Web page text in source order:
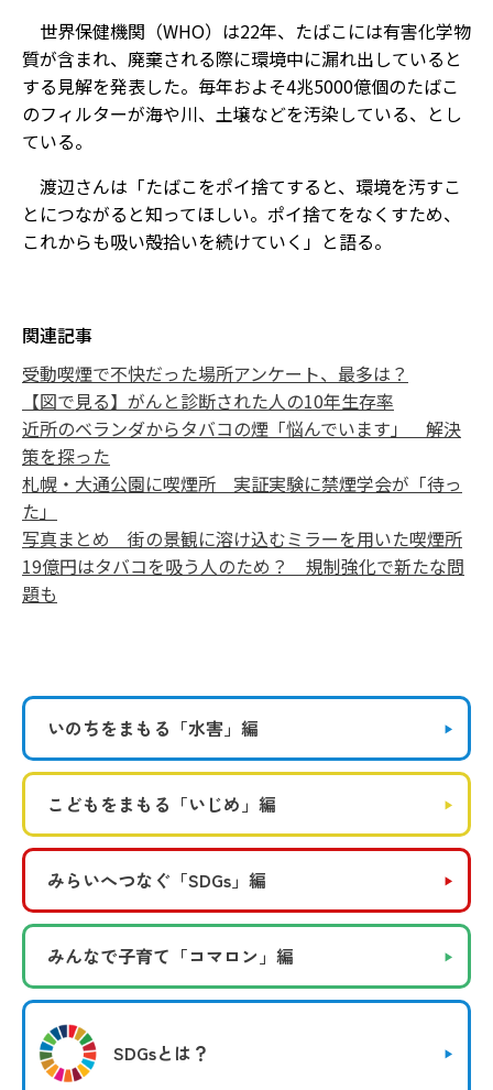
世界保健機関（WHO）は22年、たばこには有害化学物
質が含まれ、廃棄される際に環境中に漏れ出していると
する見解を発表した。毎年およそ4兆5000億個のたばこ
のフィルターが海や川、土壌などを汚染している、とし
ている。
渡辺さんは「たばこをポイ捨てすると、環境を汚すこ
とにつながると知ってほしい。ポイ捨てをなくすため、
これからも吸い殻拾いを続けていく」と語る。
関連記事
受動喫煙で不快だった場所アンケート、最多は？
【図で見る】がんと診断された人の10年生存率
近所のベランダからタバコの煙「悩んでいます」 解決
策を探った
札幌・大通公園に喫煙所 実証実験に禁煙学会が「待っ
た」
写真まとめ 街の景観に溶け込むミラーを用いた喫煙所
19億円はタバコを吸う人のため？ 規制強化で新たな問
題も
いのちをまもる 「水害」編
こどもをまもる 「いじめ」編
みらいへつなぐ 「SDGs」編
みんなで子育て 「コマロン」編
SDGsとは？